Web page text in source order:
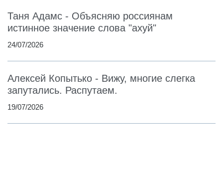
Таня Адамс - Объясняю россиянам
истинное значение слова "ахуй"
24/07/2026
Алексей Копытько - Вижу, многие слегка
запутались. Распутаем.
19/07/2026